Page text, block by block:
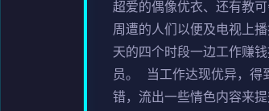
超爱的偶像优衣、还有教
周遭的人们以便及电视上
天的四个时段一边工作赚
员。 当工作达现优异，得
错，流出一些情色内容来